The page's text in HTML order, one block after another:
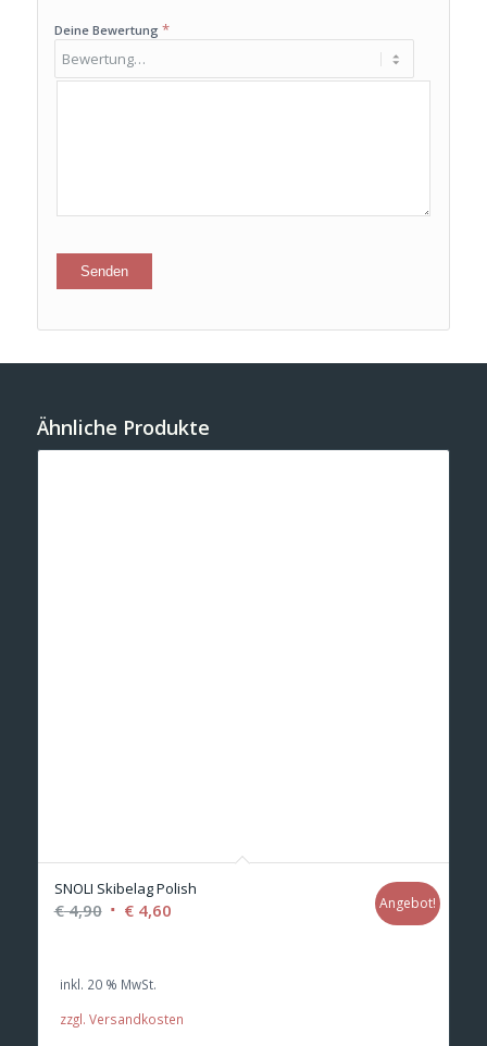
Deine Bewertung *
Ähnliche Produkte
SNOLI Skibelag Polish
€4,90 Ursprünglicher
€ 4,90
€4,60Aktueller
Angebot!
inkl. 20 % MwSt.
zzgl. Versandkosten